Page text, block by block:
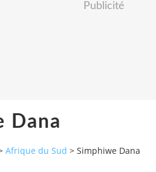
Publicité
Dana
Afrique du Sud > Simphiwe Dana